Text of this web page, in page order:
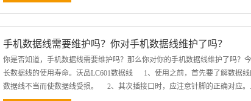
于高噪音水平之下，对听力有负面的影响。若在街道上使用耳机时，除了因
乐，很容易令使用者对外围的声音失去警觉性，增加了发生危险的机会。
手机数据线需要维护吗？你对手机数据线维护了吗？
你是否知道，手机数据线需要维护吗？那么你对你的手机数据线维护了吗？
长数据线的使用寿命。沃品LC601数据线 1、使用之前，首先要了解数据
数据线不当而使数据线受损。 2、其次插接口时，应注意针脚的正确对应。